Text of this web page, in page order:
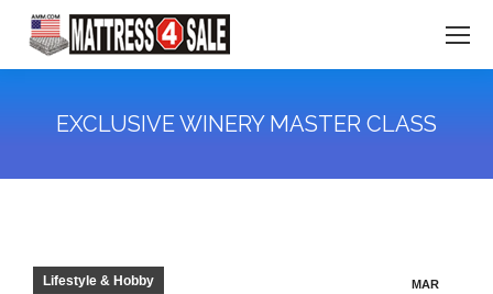
EXCLUSIVE WINERY MASTER CLASS
MAR
Lifestyle & Hobby